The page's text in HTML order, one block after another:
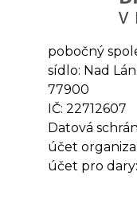
pobočný
sídlo: Nad
77900
IČ: 22712607
Datová
účet
účet pro